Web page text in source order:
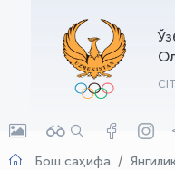
Бош саҳифа
OLYMPCHIK AI -
Онлайн · olympic.uz